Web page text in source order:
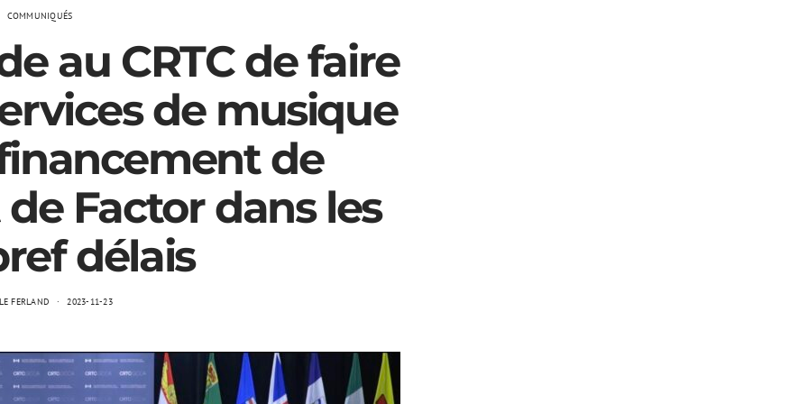
COMMUNIQUÉS
au CRTC de faire
de musique
de
Factor dans les
délais
FERLAND 2023-11-23